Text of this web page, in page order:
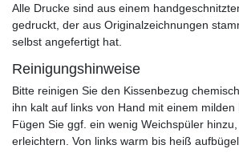
Alle Drucke sind aus einem
gedruckt, der aus Originalzeichnungen
selbst angefertigt hat.
Reinigungshinweise
Bitte reinigen Sie den Kissenbezug
ihn kalt auf links von Hand mit einem milden
Fügen Sie ggf. ein wenig Weichspüler
erleichtern. Von links warm bis heiß